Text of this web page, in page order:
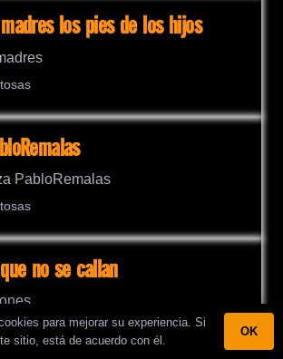
los pies de los hijos
no se callan
para mejorar su experiencia. Si
sitio, está de acuerdo con él.
OK